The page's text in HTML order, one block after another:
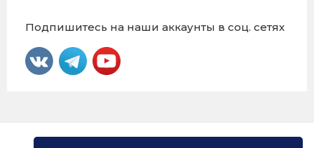
Подпишитесь на наши аккаунты в соц. сетях